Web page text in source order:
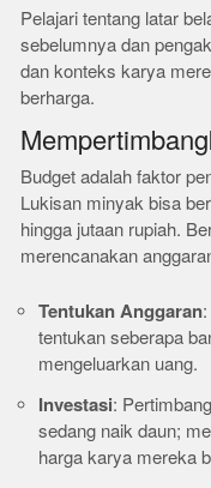
Pelajari tentang latar
sebelumnya dan
dan konteks karya
berharga.
Budget adalah faktor
Lukisan minyak bisa
hingga jutaan rupiah.
merencanakan
Tentukan Anggaran
tentukan seberapa
mengeluarkan uang.
Investasi:
sedang naik daun;
harga karya mereka